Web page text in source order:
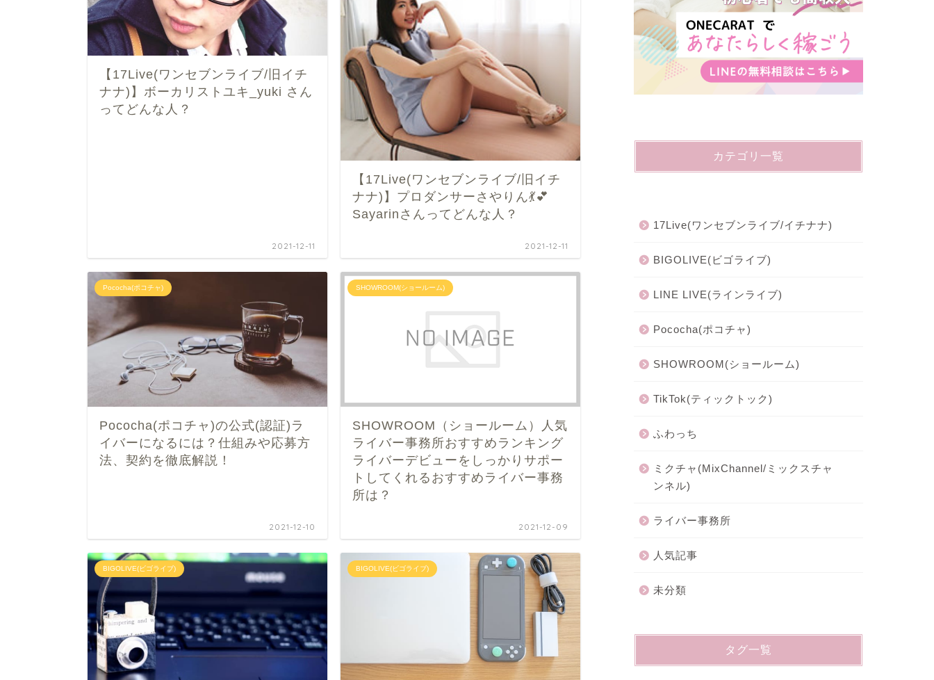
【17Live(ワンセブンライブ/旧イチ
ナナ)】ボーカリストユキ_yuki さん
ってどんな人？
2021-12-11
【17Live(ワンセブンライブ/旧イチ
ナナ)】プロダンサーさやりん💃💕
Sayarinさんってどんな人？
2021-12-11
Pococha(ポコチャ)
Pococha(ポコチャ)の公式(認証)ラ
イバーになるには？仕組みや応募方
法、契約を徹底解説！
2021-12-10
SHOWROOM(ショールーム)
SHOWROOM（ショールーム）人気
ライバー事務所おすすめランキング
ライバーデビューをしっかりサポー
トしてくれるおすすめライバー事務
所は？
2021-12-09
BIGOLIVE(ビゴライブ) BIGOLIVE(ビゴライブ)
ライバー事務所FMFM（フムフム）
の評判、口コミを解説！
17Live (イチナナ) のギフトと全種
ライバー事務所
(LiverCreate)の評判、口コミ、実績
カテゴリ一覧
17Live(ワンセブンライブ/イチナナ)
BIGOLIVE(ビゴライブ)
LINE LIVE(ラインライブ)
Pococha(ポコチャ)
SHOWROOM(ショールーム)
TikTok(ティックトック)
ふわっち
ミクチャ(MixChannel/ミックスチャ
ンネル)
ライバー事務所
人気記事
未分類
タグ一覧